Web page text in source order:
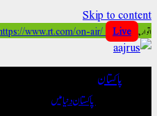
Skip to content
اتوار, April 5 https://www.rt.com/on-air/ Live
پاکستان
پاکستان دنیا میں